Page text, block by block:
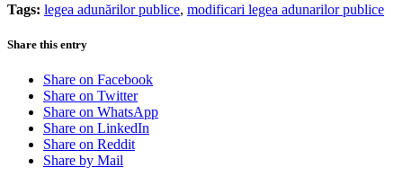
Tags: legea adunărilor publice, modificari legea adunarilor publice
Share this entry
Share on Facebook
Share on Twitter
Share on WhatsApp
Share on LinkedIn
Share on Reddit
Share by Mail